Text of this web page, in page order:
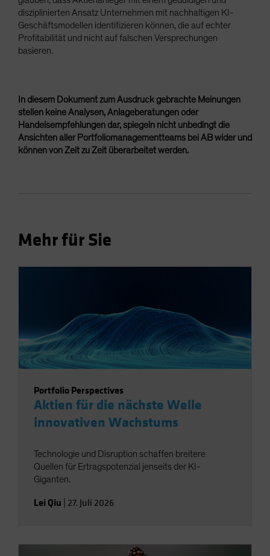
disziplinierten Ansatz Unternehmen mit nachhaltigen KI-
Geschäftsmodellen identifizieren können, die auf echter
Profitabilität und nicht auf falschen Versprechungen
basieren.
In diesem Dokument zum Ausdruck gebrachte Meinungen
stellen keine Analysen, Anlageberatungen oder
Handelsempfehlungen dar, spiegeln nicht unbedingt die
Ansichten aller Portfoliomanagementteams bei AB wider und
können von Zeit zu Zeit überarbeitet werden.
Mehr für Sie
Portfolio Perspectives
Aktien für die nächste Welle
innovativen Wachstums
Technologie und Disruption schaffen breitere
Quellen für Ertragspotenzial jenseits der KI-
Giganten.
Lei Qiu 27. Juli 2026